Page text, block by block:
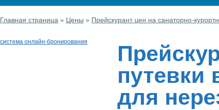
Главная страница » Цены » Прейскурант цен на санаторно-
система онлайн-бронирования
путевки
для